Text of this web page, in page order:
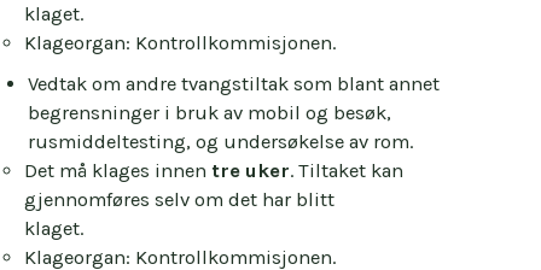
klaget.
Klageorgan: Kontrollkommisjonen.
Vedtak om andre tvangstiltak som blant annet
begrensninger i bruk av mobil og besøk,
rusmiddeltesting, og undersøkelse av rom.
Det må klages innen tre uker. Tiltaket kan
gjennomføres selv om det har blitt
klaget.
Klageorgan: Kontrollkommisjonen.